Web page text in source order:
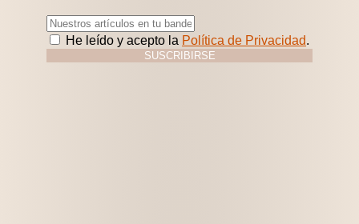
He leído y acepto la Política de Privacidad.